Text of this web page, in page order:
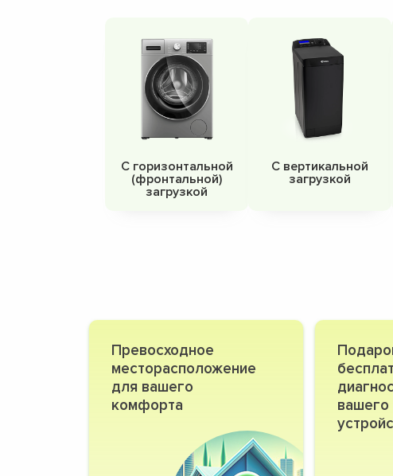
С горизонтальной
(фронтальной)
загрузкой
С вертикальной
загрузкой
Превосходное
месторасположение
для вашего
комфорта
вашего